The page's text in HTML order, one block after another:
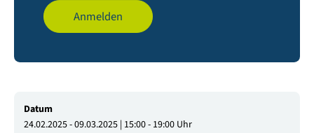
Anmelden
Datum
24.02.2025 - 09.03.2025 | 15:00 - 19:00 Uhr